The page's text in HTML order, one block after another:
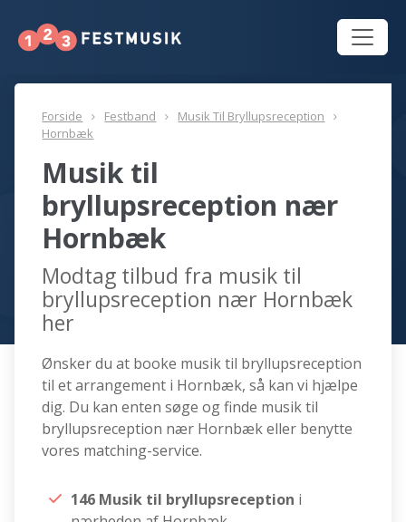
Forside Festband
Musik Til Bryllupsreception
Hornbæk
Musik til
bryllupsreception nær
Hornbæk
Modtag tilbud fra musik til
bryllupsreception nær Hornbæk
her
Ønsker du at booke musik til bryllupsreception
til et arrangement i Hornbæk, så kan vi hjælpe
dig. Du kan enten søge og finde musik til
bryllupsreception nær Hornbæk eller benytte
vores matching-service.
146 Musik til bryllupsreception i